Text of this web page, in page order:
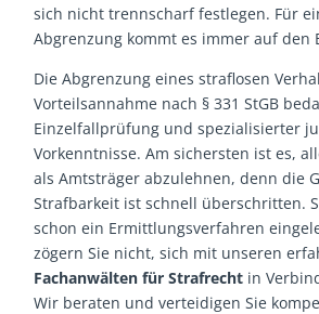
sich nicht trennscharf festlegen. Für
Abgrenzung kommt es immer auf den
Die Abgrenzung eines straflosen
Vorteilsannahme nach § 331 StGB
Einzelfallprüfung und spezialisierter
Vorkenntnisse. Am sichersten ist es,
als Amtsträger abzulehnen, denn die
Strafbarkeit ist schnell überschritten.
schon ein Ermittlungsverfahren
zögern Sie nicht, sich mit unseren
Fachanwälten für Strafrecht in
Wir beraten und verteidigen Sie